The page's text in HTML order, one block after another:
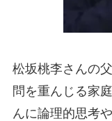
松坂桃李さんの
問を重んじる家
んに論理的思考